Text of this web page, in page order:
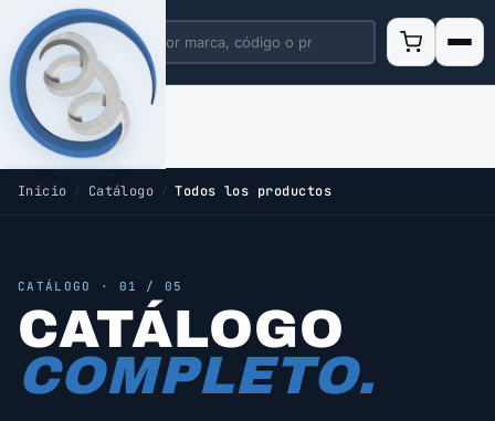
Inicio / Catálogo Todos los productos
CATÁLOGO · 01 / 05
CATÁLOGO
COMPLETO.